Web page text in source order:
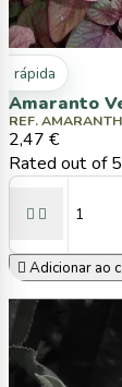
rápida
Amaranto
REF.
2,47 €
Rated out of
 
 Adicionar ao